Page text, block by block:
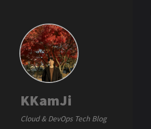
KKamJi
Cloud & DevOps Tech Blog